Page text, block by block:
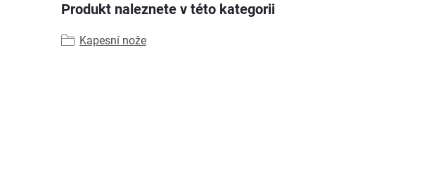
Produkt naleznete v této kategorii
Kapesní nože